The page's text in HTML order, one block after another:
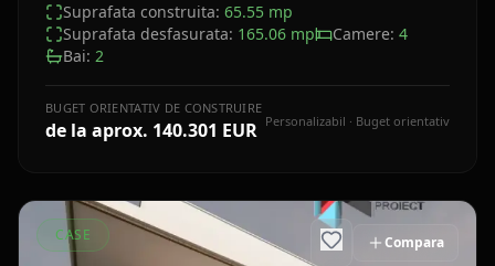
Suprafata construita: 65.55 mp
Suprafata desfasurata: 165.06 mp Camere: 4
Bai: 2
BUGET ORIENTATIV DE CONSTRUIRE
de la aprox. 140.301 EUR Personalizabil · Buget orientativ
Compara
CASE